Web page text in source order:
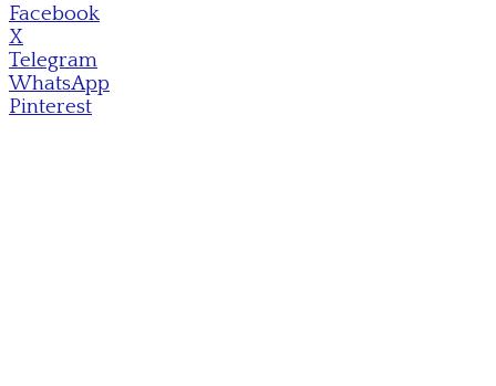
Facebook
X
Telegram
WhatsApp
Pinterest